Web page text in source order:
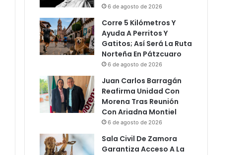
6 de agosto de 2026
Corre 5 Kilómetros Y
Ayuda A Perritos Y
Gatitos; Así Será La Ruta
Norteña En Pátzcuaro
6 de agosto de 2026
Juan Carlos Barragán
Reafirma Unidad Con
Morena Tras Reunión
Con Ariadna Montiel
6 de agosto de 2026
Sala Civil De Zamora
Garantiza Acceso A La